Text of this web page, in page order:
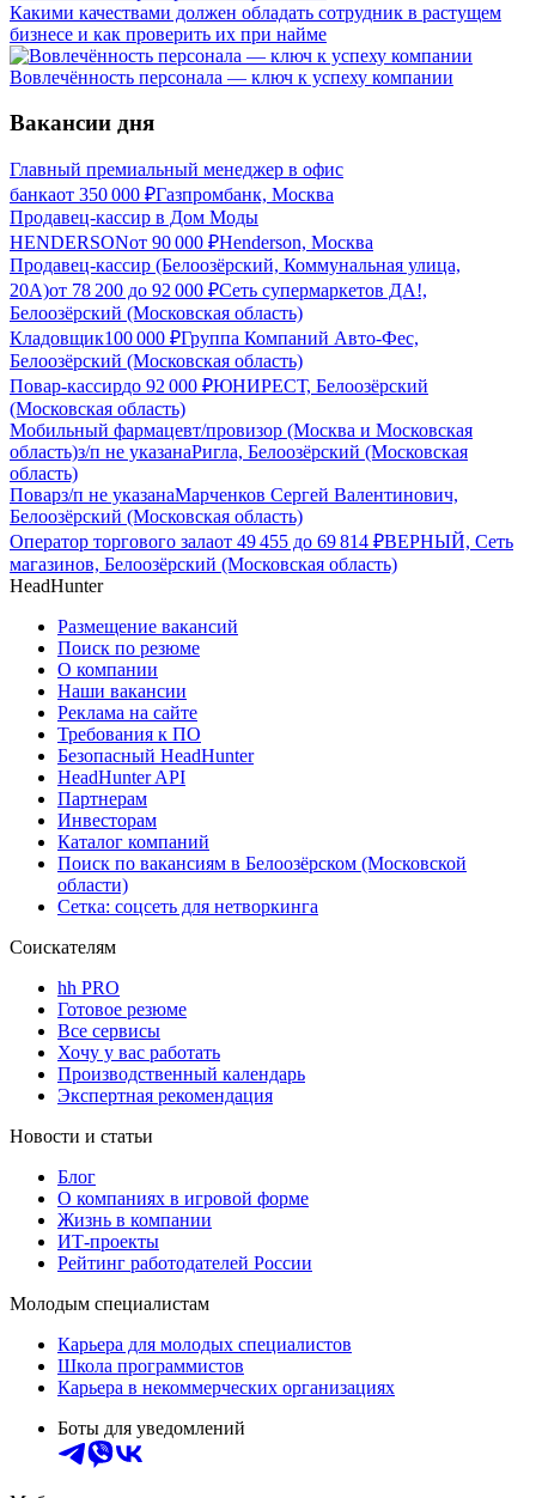
Какими качествами должен обладать сотрудник в растущем
бизнесе и как проверить их при найме
Вовлечённость персонала — ключ к успеху компании
Вакансии дня
Главный премиальный менеджер в офис
банкаот 350 000 ₽Газпромбанк, Москва
Продавец-кассир в Дом Моды
HENDERSONот 90 000 ₽Henderson, Москва
Продавец-кассир (Белоозёрский, Коммунальная улица,
20А)от 78 200 до 92 000 ₽Сеть супермаркетов ДА!,
Белоозёрский (Московская область)
Кладовщик100 000 ₽Группа Компаний Авто-Фес,
Белоозёрский (Московская область)
Повар-кассирдо 92 000 ₽ЮНИРЕСТ, Белоозёрский
(Московская область)
Мобильный фармацевт/провизор (Москва и Московская
область)з/п не указанаРигла, Белоозёрский (Московская
область)
Поварз/п не указанаМарченков Сергей Валентинович,
Белоозёрский (Московская область)
Оператор торгового залаот 49 455 до 69 814 ₽ВЕРНЫЙ, Сеть
магазинов, Белоозёрский (Московская область)
HeadHunter
Размещение вакансий
Поиск по резюме
О компании
Наши вакансии
Реклама на сайте
Требования к ПО
Безопасный HeadHunter
HeadHunter API
Партнерам
Инвесторам
Каталог компаний
Поиск по вакансиям в Белоозёрском (Московской
области)
Сетка: соцсеть для нетворкинга
Соискателям
hh PRO
Готовое резюме
Все сервисы
Хочу у вас работать
Производственный календарь
Экспертная рекомендация
Новости и статьи
Блог
О компаниях в игровой форме
Жизнь в компании
ИТ-проекты
Рейтинг работодателей России
Молодым специалистам
Карьера для молодых специалистов
Школа программистов
Карьера в некоммерческих организациях
Боты для уведомлений